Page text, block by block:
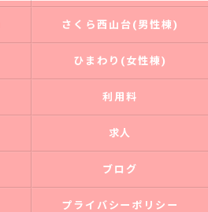
さくら西山台(男性棟)
ひまわり(女性棟)
利用料
求人
ブログ
プライバシーポリシー